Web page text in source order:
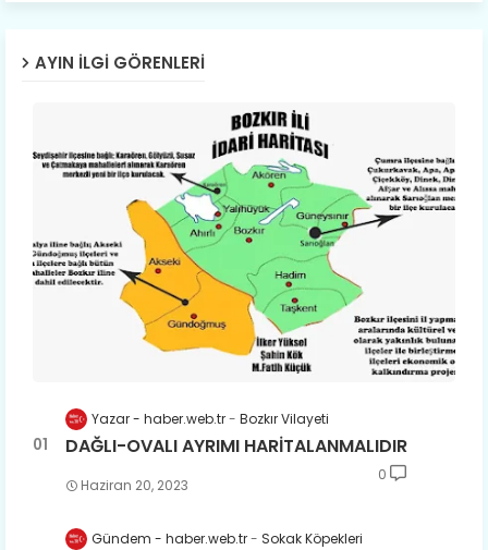
AYIN İLGI GÖRENLERI
Yazar - haber.web.tr Bozkır Vilayeti
DAĞLI-OVALI AYRIMI HARİTALANMALIDIR
Haziran 20, 2023
0
Gündem - haber.web.tr Sokak Köpekleri